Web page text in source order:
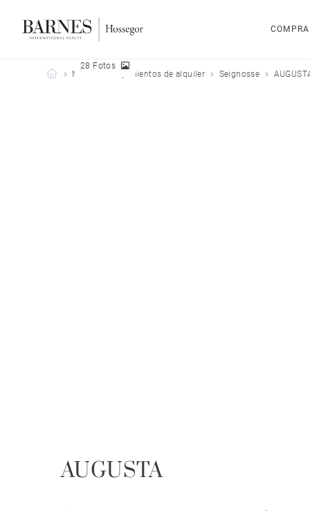
Barnes Hossegor
Nuestros alojamientos de alquiler Seignosse
28 Fotos
AUGUSTA